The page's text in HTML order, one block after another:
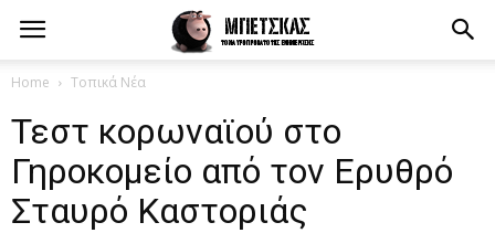
Home Τοπικά Νέα
Τεστ κορωναϊού στο
Γηροκομείο από τον Ερυθρό
Σταυρό Καστοριάς